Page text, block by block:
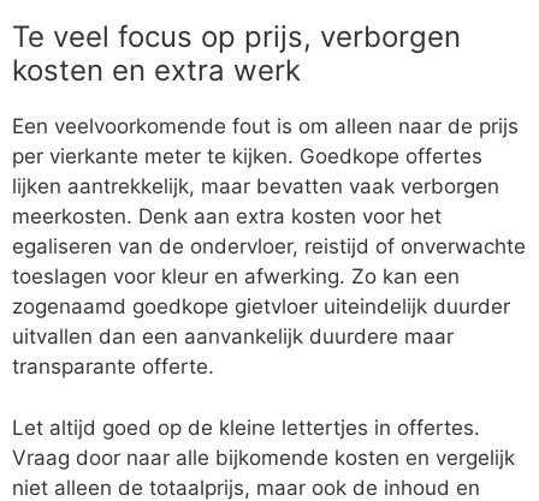
Te veel focus op prijs, verborgen
kosten en extra werk
Een veelvoorkomende fout is om alleen naar de prijs
per vierkante meter te kijken. Goedkope offertes
lijken aantrekkelijk, maar bevatten vaak verborgen
meerkosten. Denk aan extra kosten voor het
egaliseren van de ondervloer, reistijd of onverwachte
toeslagen voor kleur en afwerking. Zo kan een
zogenaamd goedkope gietvloer uiteindelijk duurder
uitvallen dan een aanvankelijk duurdere maar
transparante offerte.
Let altijd goed op de kleine lettertjes in offertes.
Vraag door naar alle bijkomende kosten en vergelijk
niet alleen de totaalprijs, maar ook de inhoud en